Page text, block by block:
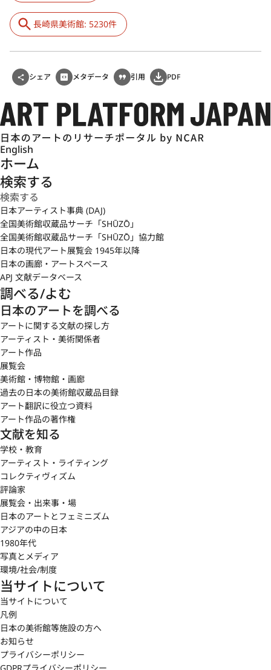
長崎県美術館: 5230件
シェア メタデータ 引用 PDF
English
ホーム
検索する
日本アーティスト事典 (DAJ)
全国美術館収蔵品サーチ「SHŪZŌ」
全国美術館収蔵品サーチ「SHŪZŌ」協力館
日本の現代アート展覧会 1945年以降
日本の画廊・アートスペース
APJ 文献データベース
調べる/よむ
日本のアートを調べる
アートに関する文献の探し方
アーティスト・美術関係者
アート作品
展覧会
美術館・博物館・画廊
過去の日本の美術館収蔵品目録
アート翻訳に役立つ資料
アート作品の著作権
文献を知る
学校・教育
アーティスト・ライティング
コレクティヴィズム
評論家
展覧会・出来事・場
日本のアートとフェミニズム
アジアの中の日本
1980年代
写真とメディア
環境/社会/制度
当サイトについて
当サイトについて
凡例
日本の美術館等施設の方へ
お知らせ
プライバシーポリシー